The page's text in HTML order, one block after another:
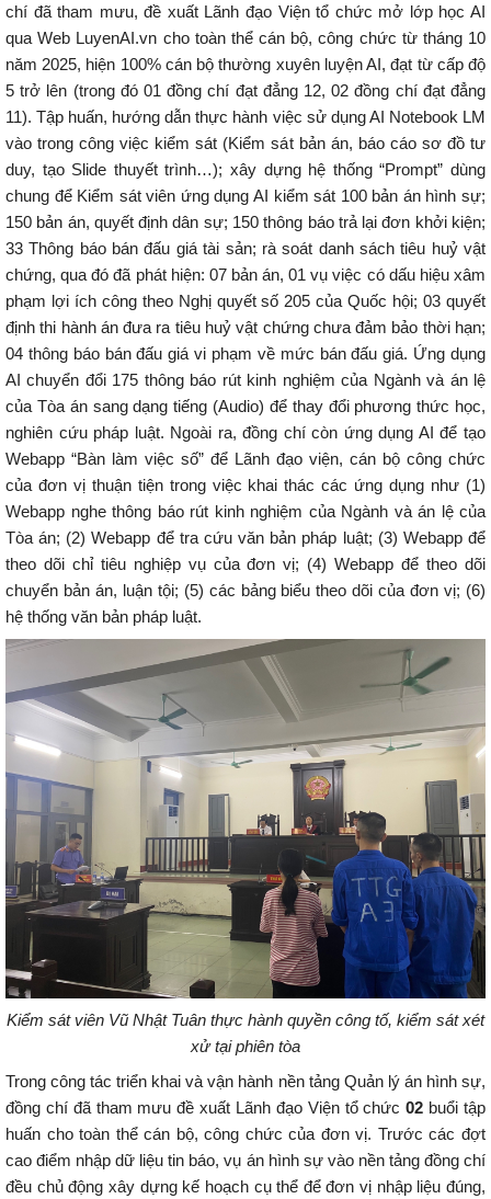
chí đã tham mưu, đề xuất Lãnh đạo Viện tổ chức mở lớp học AI
qua Web LuyenAI.vn cho toàn thể cán bộ, công chức từ tháng 10
năm 2025, hiện 100% cán bộ thường xuyên luyện AI, đạt từ cấp độ
5 trở lên (trong đó 01 đồng chí đạt đẳng 12, 02 đồng chí đạt đẳng
11). Tập huấn, hướng dẫn thực hành việc sử dụng AI Notebook LM
vào trong công việc kiểm sát (Kiểm sát bản án, báo cáo sơ đồ tư
duy, tạo Slide thuyết trình…); xây dựng hệ thống “Prompt” dùng
chung để Kiểm sát viên ứng dụng AI kiểm sát 100 bản án hình sự;
150 bản án, quyết định dân sự; 150 thông báo trả lại đơn khởi kiện;
33 Thông báo bán đấu giá tài sản; rà soát danh sách tiêu huỷ vật
chứng, qua đó đã phát hiện: 07 bản án, 01 vụ việc có dấu hiệu xâm
phạm lợi ích công theo Nghị quyết số 205 của Quốc hội; 03 quyết
định thi hành án đưa ra tiêu huỷ vật chứng chưa đảm bảo thời hạn;
04 thông báo bán đấu giá vi phạm về mức bán đấu giá. Ứng dụng
AI chuyển đổi 175 thông báo rút kinh nghiệm của Ngành và án lệ
của Tòa án sang dạng tiếng (Audio) để thay đổi phương thức học,
nghiên cứu pháp luật. Ngoài ra, đồng chí còn ứng dụng AI để tạo
Webapp “Bàn làm việc số” để Lãnh đạo viện, cán bộ công chức
của đơn vị thuận tiện trong việc khai thác các ứng dụng như (1)
Webapp nghe thông báo rút kinh nghiệm của Ngành và án lệ của
Tòa án; (2) Webapp để tra cứu văn bản pháp luật; (3) Webapp để
theo dõi chỉ tiêu nghiệp vụ của đơn vị; (4) Webapp để theo dõi
chuyển bản án, luận tội; (5) các bảng biểu theo dõi của đơn vị; (6)
hệ thống văn bản pháp luật.
Kiểm sát viên Vũ Nhật Tuân thực hành quyền công tố, kiểm sát xét
xử tại phiên tòa
Trong công tác triển khai và vận hành nền tảng Quản lý án hình sự,
đồng chí đã tham mưu đề xuất Lãnh đạo Viện tổ chức02 buổi tập
huấn cho toàn thể cán bộ, công chức của đơn vị. Trước các đợt
cao điểm nhập dữ liệu tin báo, vụ án hình sự vào nền tảng đồng chí
đều chủ động xây dựng kế hoạch cụ thể để đơn vị nhập liệu đúng,